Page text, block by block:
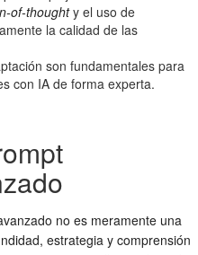
of-thoughty el uso de
la calidad de las
son fundamentales para
con IA de forma experta.
no es meramente una
estrategia y comprensión